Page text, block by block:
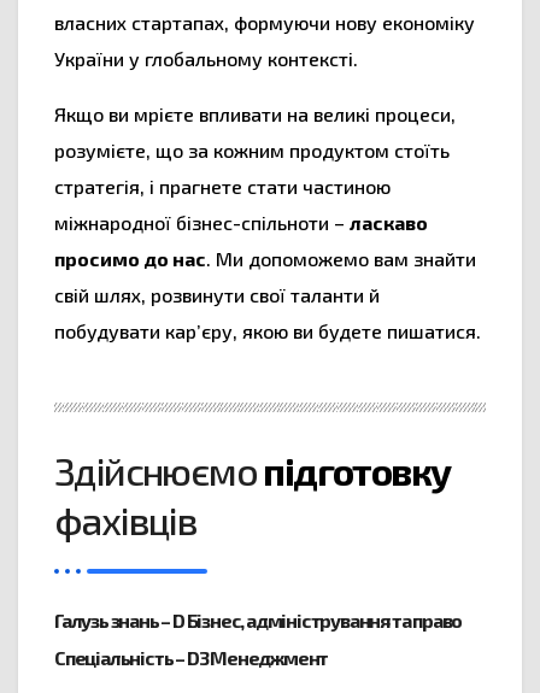
власних стартапах, формуючи нову економіку
України у глобальному контексті.
Якщо ви мрієте впливати на великі процеси,
розумієте, що за кожним продуктом стоїть
стратегія, і прагнете стати частиною
міжнародної бізнес-спільноти – ласкаво
просимо до нас . Ми допоможемо вам знайти
свій шлях, розвинути свої таланти й
побудувати кар’єру, якою ви будете пишатися.
Здійснюємопідготовку
фахівців
Галузь знань – D Бізнес, адміністрування та право
Спеціальність – D3 Менеджмент